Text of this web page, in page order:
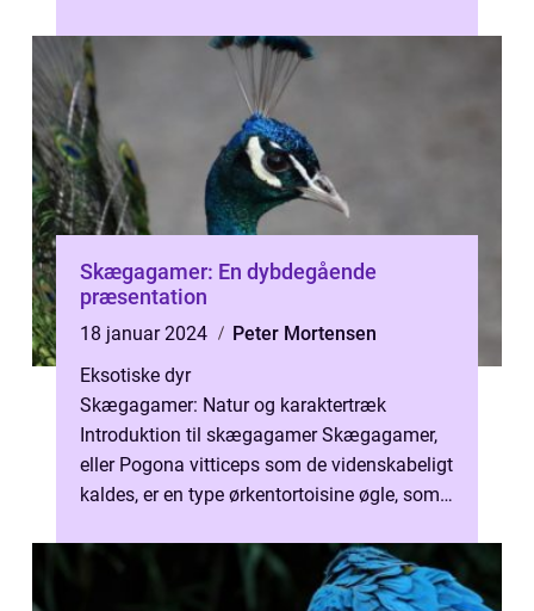
Skægagamer: En dybdegående
præsentation
18 januar 2024
Peter Mortensen
Eksotiske dyr
Skægagamer: Natur og karaktertræk
Introduktion til skægagamer Skægagamer,
eller Pogona vitticeps som de videnskabeligt
kaldes, er en type ørkentortoisine øgle, som